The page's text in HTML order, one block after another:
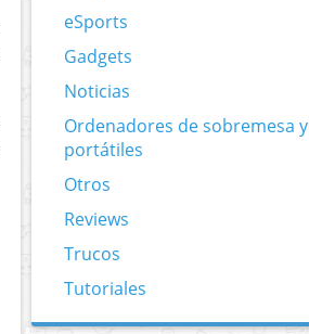
eSports
Gadgets
Noticias
Ordenadores de sobremesa y
portátiles
Otros
Reviews
Trucos
Tutoriales